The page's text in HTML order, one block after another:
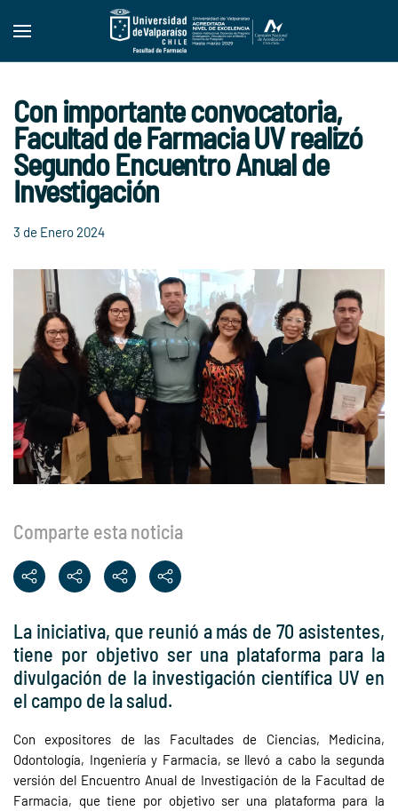
Skip to main content
Con importante convocatoria,
Facultad de Farmacia UV realizó
Segundo Encuentro Anual de
Investigación
3 de Enero 2024
Comparte esta noticia
La iniciativa, que reunió a más de 70 asistentes,
tiene por objetivo ser una plataforma para la
divulgación de la investigación científica UV en
el campo de la salud.
Con expositores de las Facultades de Ciencias, Medicina,
Odontología, Ingeniería y Farmacia, se llevó a cabo la segunda
versión del Encuentro Anual de Investigación de la Facultad de
Farmacia, que tiene por objetivo ser una plataforma para la